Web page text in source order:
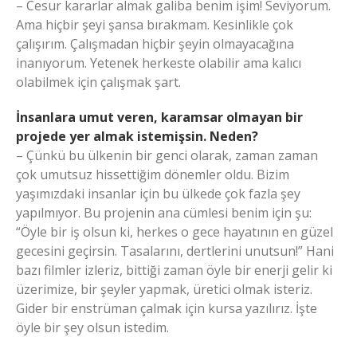
– Cesur kararlar almak galiba benim işim! Seviyorum.
Ama hiçbir şeyi şansa bırakmam. Kesinlikle çok
çalışırım. Çalışmadan hiçbir şeyin olmayacağına
inanıyorum. Yetenek herkeste olabilir ama kalıcı
olabilmek için çalışmak şart.
İnsanlara umut veren, karamsar olmayan bir
projede yer almak istemişsin. Neden?
– Çünkü bu ülkenin bir genci olarak, zaman zaman
çok umutsuz hissettiğim dönemler oldu. Bizim
yaşımızdaki insanlar için bu ülkede çok fazla şey
yapılmıyor. Bu projenin ana cümlesi benim için şu:
“Öyle bir iş olsun ki, herkes o gece hayatının en güzel
gecesini geçirsin. Tasalarını, dertlerini unutsun!” Hani
bazı filmler izleriz, bittiği zaman öyle bir enerji gelir ki
üzerimize, bir şeyler yapmak, üretici olmak isteriz.
Gider bir enstrüman çalmak için kursa yazılırız. İşte
öyle bir şey olsun istedim.